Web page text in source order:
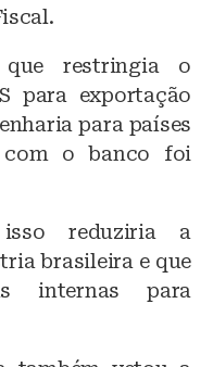
que restringia o
para exportação
para países
o banco foi
reduziria a
brasileira e que
internas para